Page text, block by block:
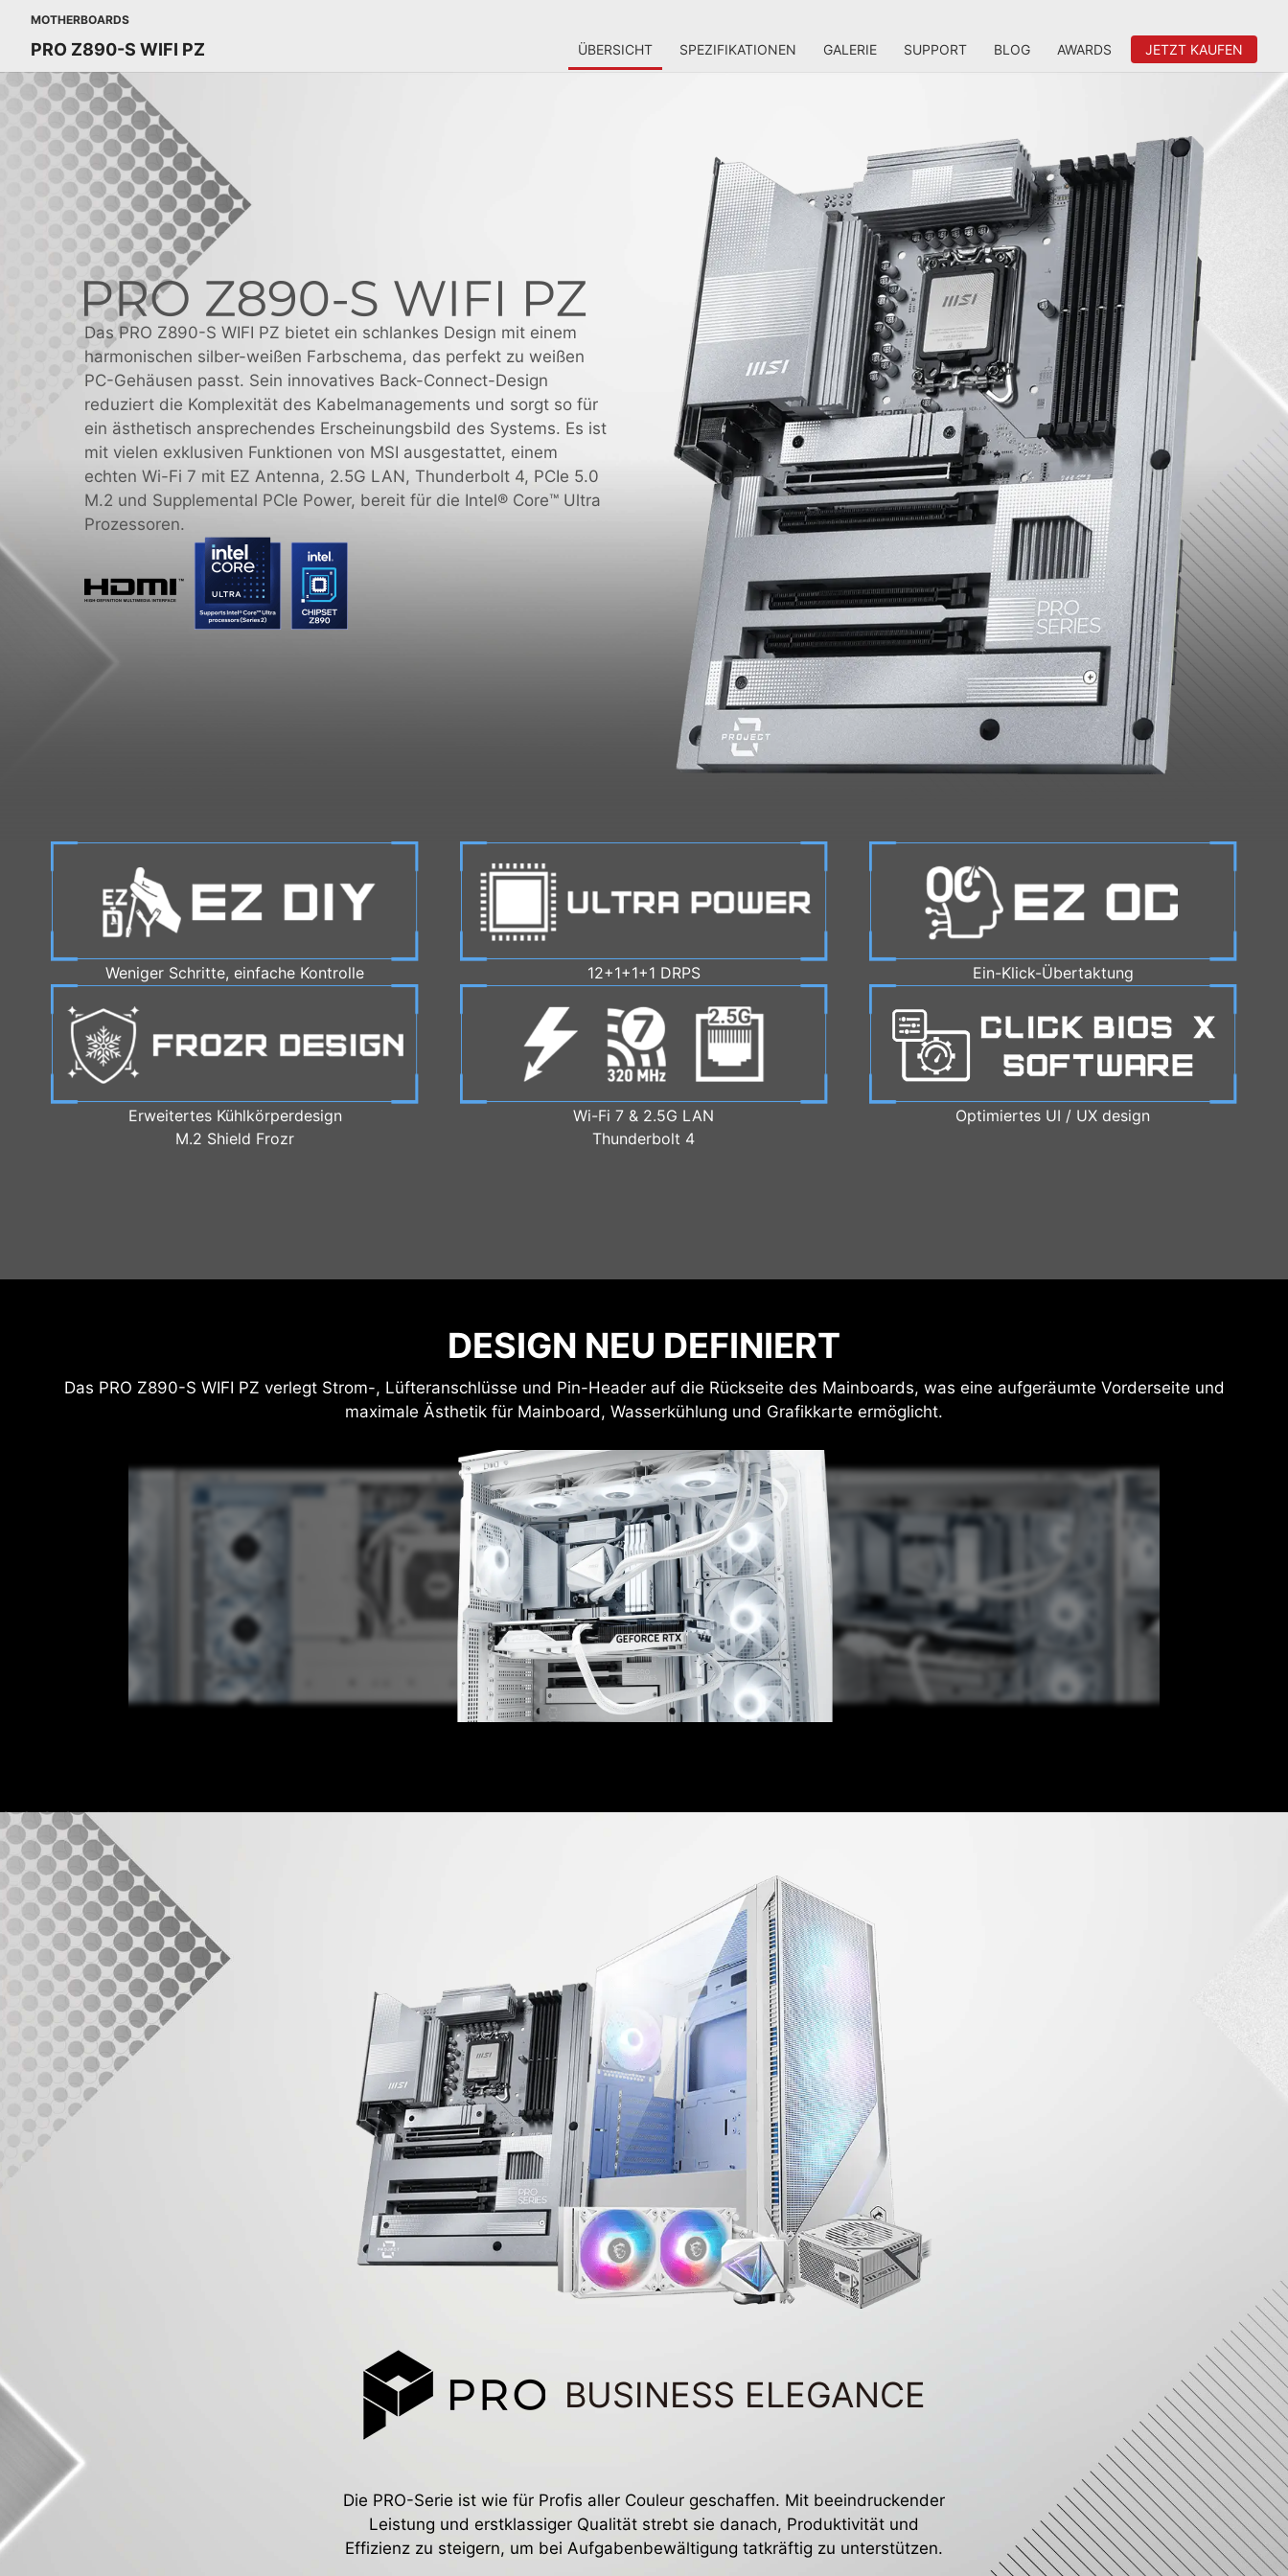
MOTHERBOARDS
PRO Z890-S WIFI PZ ÜBERSICHT SPEZIFIKATIONEN GALERIE SUPPORT BLOG AWARDS JETZT KAUFEN
Das PRO Z890-S WIFI PZ bietet ein schlankes Design mit einem
harmonischen silber-weißen Farbschema, das perfekt zu weißen
PC-Gehäusen passt. Sein innovatives Back-Connect-Design
reduziert die Komplexität des Kabelmanagements und sorgt so für
ein ästhetisch ansprechendes Erscheinungsbild des Systems. Es ist
mit vielen exklusiven Funktionen von MSI ausgestattet, einem
echten Wi-Fi 7 mit EZ Antenna, 2.5G LAN, Thunderbolt 4, PCIe 5.0
M.2 und Supplemental PCIe Power, bereit für die Intel® Core™ Ultra
Prozessoren.
Weniger Schritte, einfache Kontrolle 12+1+1+1 DRPS Ein-Klick-Übertaktung
Erweitertes Kühlkörperdesign
M.2 Shield Frozr
Wi-Fi 7 & 2.5G LAN
Thunderbolt 4
Optimiertes UI / UX design
DESIGN NEU DEFINIERT
Das PRO Z890-S WIFI PZ verlegt Strom-, Lüfteranschlüsse und Pin-Header auf die Rückseite des Mainboards, was eine aufgeräumte Vorderseite und
maximale Ästhetik für Mainboard, Wasserkühlung und Grafikkarte ermöglicht.
BUSINESS ELEGANCE
Die PRO-Serie ist wie für Profis aller Couleur geschaffen. Mit beeindruckender
Leistung und erstklassiger Qualität strebt sie danach, Produktivität und
Effizienz zu steigern, um bei Aufgabenbewältigung tatkräftig zu unterstützen.